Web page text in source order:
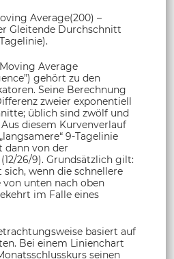
Average(200) –
Gleitende Durchschnitt
Average
gehört zu den
Seine Berechnung
zweier exponentiell
üblich sind zwölf und
diesem Kurvenverlauf
9-Tagelinie
dann von der
26/9). Grundsätzlich gilt:
wenn die schnellere
von unten nach oben
im Falle eines
basiert auf
Bei einem Linienchart
seinen